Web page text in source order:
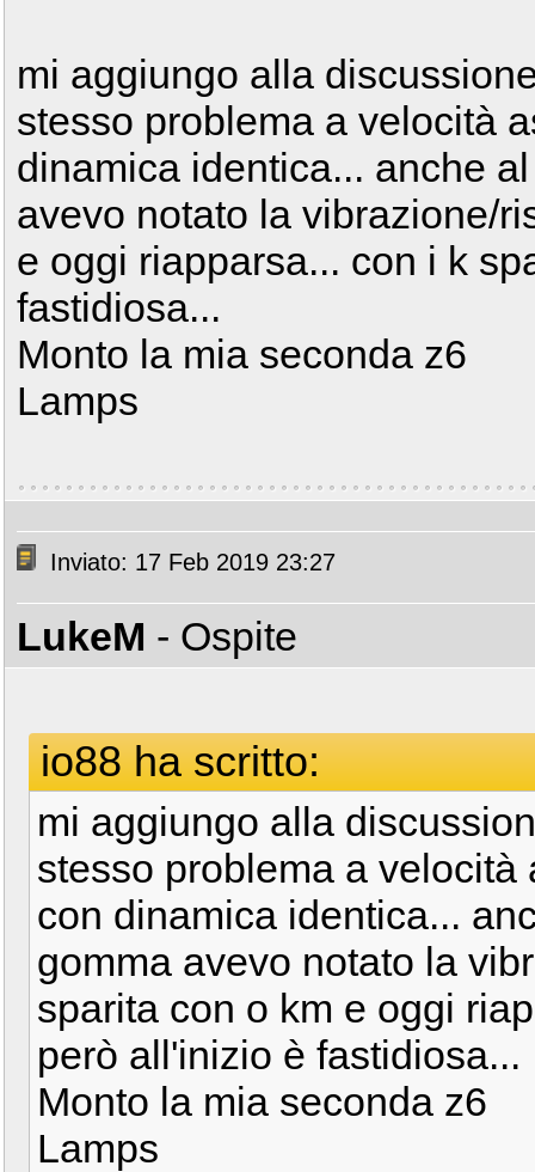
mi aggiungo alla
stesso problema a velocità
dinamica identica... anche
avevo notato la vibrazione/
e oggi riapparsa... con i k
fastidiosa...
Monto la mia seconda z6
Lamps
Inviato: 17 Feb 2019 23:27
LukeM - Ospite
io88 ha scritto:
mi aggiungo alla
stesso problema a
con dinamica identica...
gomma avevo notato la
sparita con o km e oggi
però all'inizio è fastidiosa...
Monto la mia seconda z6
Lamps